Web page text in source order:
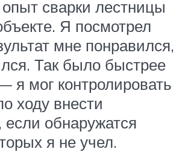
сварки лестницы
Я посмотрел
мне понравился,
Так было быстрее
я мог контролировать
ходу внести
обнаружатся
я не учел.